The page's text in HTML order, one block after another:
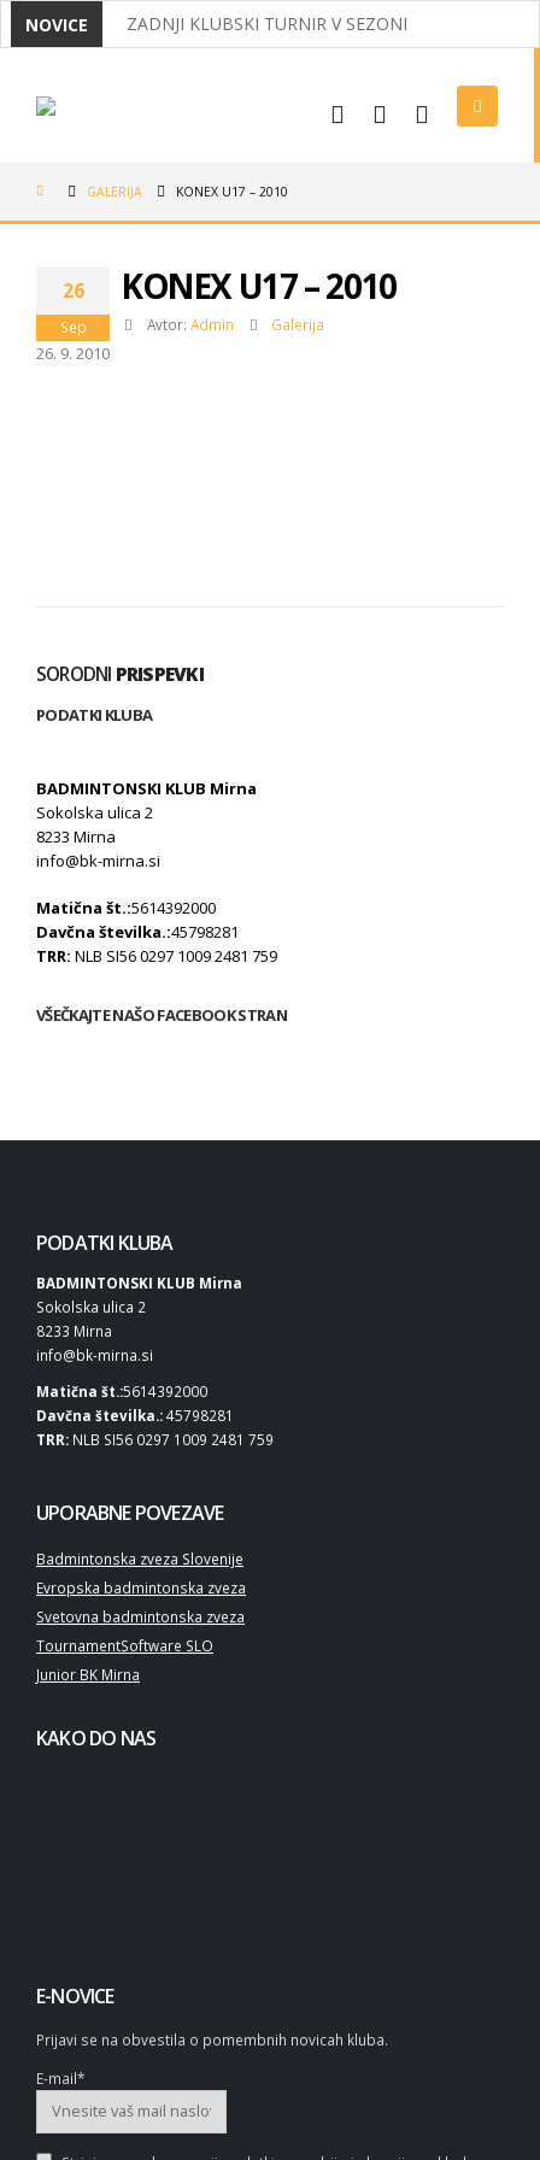
NOVICE ZADNJI KLUBSKI TURNIR V SEZONI
IZ OPATIJE Z DVEMA MEDALJAMA
VABILO NA REDNI ZBOR ČLANOV 2026
TRADICIONALNI KLUBSKI BOWLING
GALERIJA KONEX U17 – 2010
26
Sep
26. 9. 2010
KONEX U17 – 2010
Avtor: Admin Galerija
SORODNI PRISPEVKI
PODATKI KLUBA
BADMINTONSKI KLUB Mirna
Sokolska ulica 2
8233 Mirna
info@bk-mirna.si
Matična št.:5614392000
Davčna številka.:45798281
TRR: NLB SI56 0297 1009 2481 759
VŠEČKAJTE NAŠO FACEBOOK STRAN
PODATKI KLUBA
BADMINTONSKI KLUB Mirna
Sokolska ulica 2
8233 Mirna
info@bk-mirna.si
Matična št.:5614392000
Davčna številka.:45798281
TRR: NLB SI56 0297 1009 2481 759
UPORABNE POVEZAVE
Badmintonska zveza Slovenije
Evropska badmintonska zveza
Svetovna badmintonska zveza
TournamentSoftware SLO
Junior BK Mirna
KAKO DO NAS
E-NOVICE
Prijavi se na obvestila o pomembnih novicah kluba.
E-mail*